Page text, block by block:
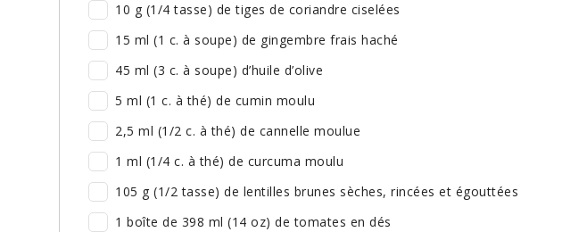
10 g (1/4 tasse) de tiges de coriandre ciselées
15 ml (1 c. à soupe) de gingembre frais haché
45 ml (3 c. à soupe) d’huile d’olive
5 ml (1 c. à thé) de cumin moulu
2,5 ml (1/2 c. à thé) de cannelle moulue
1 ml (1/4 c. à thé) de curcuma moulu
105 g (1/2 tasse) de lentilles brunes sèches, rincées et égouttées
1 boîte de 398 ml (14 oz) de tomates en dés